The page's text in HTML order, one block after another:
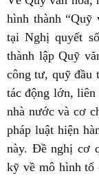
hình thành “Quỹ
tại Nghị quyết
thành lập Quỹ
công tư, quỹ đầu
tác động lớn, liên
nhà nước và cơ
pháp luật hiện
này. Đề nghị cơ
kỹ về mô hình tổ